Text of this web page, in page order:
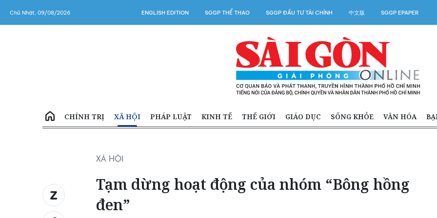
Chủ Nhật, 09/08/2026 ENGLISH EDITION SGGP THỂ THAO SGGP ĐẦU TƯ TÀI CHÍNH 中文版 SGGP EPAPER
CHÍNH TRỊ XÃ HỘI PHÁP LUẬT KINH TẾ THẾ GIỚI GIÁO DỤC SỐNG KHỎE VĂN HÓA
XÃ HỘI
Tạm dừng hoạt động của nhóm “Bông hồng
đen”